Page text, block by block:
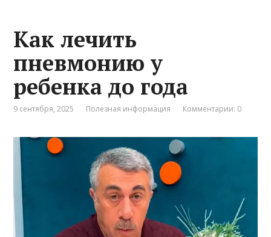
Как лечить
пневмонию у
ребенка до года
9 сентября, 2025 Полезная информация Комментарии: 0